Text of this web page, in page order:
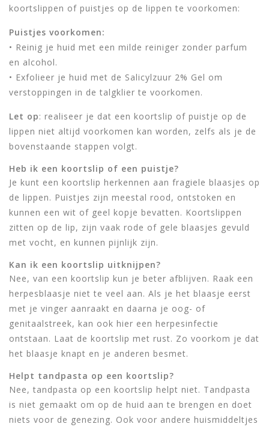
koortslippen of puistjes op de lippen te voorkomen:
Puistjes voorkomen:
• Reinig je huid met een milde reiniger zonder parfum
en alcohol.
• Exfolieer je huid met de Salicylzuur 2% Gel om
verstoppingen in de talgklier te voorkomen.
Let op: realiseer je dat een koortslip of puistje op de
lippen niet altijd voorkomen kan worden, zelfs als je de
bovenstaande stappen volgt.
Heb ik een koortslip of een puistje?
Je kunt een koortslip herkennen aan fragiele blaasjes op
de lippen. Puistjes zijn meestal rood, ontstoken en
kunnen een wit of geel kopje bevatten. Koortslippen
zitten op de lip, zijn vaak rode of gele blaasjes gevuld
met vocht, en kunnen pijnlijk zijn.
Kan ik een koortslip uitknijpen?
Nee, van een koortslip kun je beter afblijven. Raak een
herpesblaasje niet te veel aan. Als je het blaasje eerst
met je vinger aanraakt en daarna je oog- of
genitaalstreek, kan ook hier een herpesinfectie
ontstaan. Laat de koortslip met rust. Zo voorkom je dat
het blaasje knapt en je anderen besmet.
Helpt tandpasta op een koortslip?
Nee, tandpasta op een koortslip helpt niet. Tandpasta
is niet gemaakt om op de huid aan te brengen en doet
niets voor de genezing. Ook voor andere huismiddeltjes